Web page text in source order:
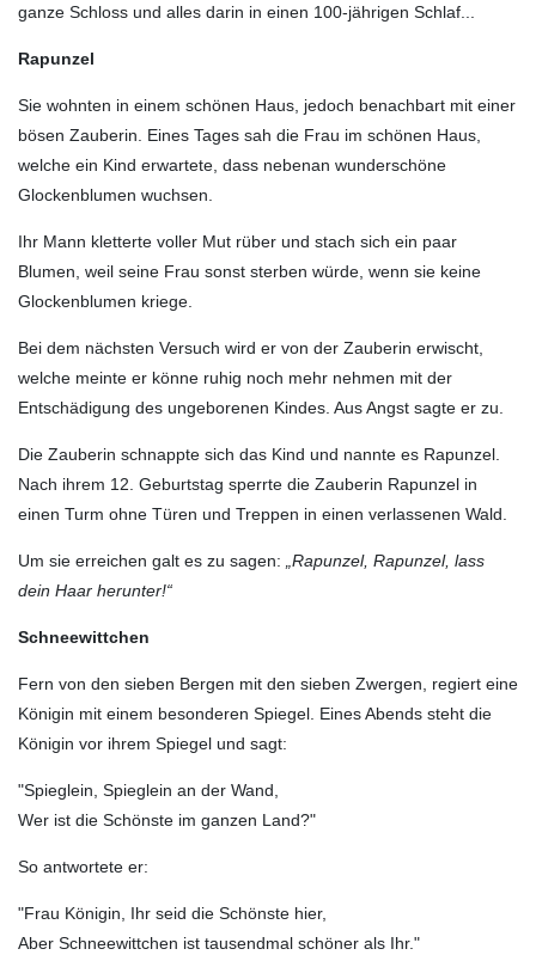
ganze Schloss und alles darin in einen 100-jährigen Schlaf...
Rapunzel
Sie wohnten in einem schönen Haus, jedoch benachbart mit einer
bösen Zauberin. Eines Tages sah die Frau im schönen Haus,
welche ein Kind erwartete, dass nebenan wunderschöne
Glockenblumen wuchsen.
Ihr Mann kletterte voller Mut rüber und stach sich ein paar
Blumen, weil seine Frau sonst sterben würde, wenn sie keine
Glockenblumen kriege.
Bei dem nächsten Versuch wird er von der Zauberin erwischt,
welche meinte er könne ruhig noch mehr nehmen mit der
Entschädigung des ungeborenen Kindes. Aus Angst sagte er zu.
Die Zauberin schnappte sich das Kind und nannte es Rapunzel.
Nach ihrem 12. Geburtstag sperrte die Zauberin Rapunzel in
einen Turm ohne Türen und Treppen in einen verlassenen Wald.
Um sie erreichen galt es zu sagen:
„Rapunzel, Rapunzel, lass
dein Haar herunter!“
Schneewittchen
Fern von den sieben Bergen mit den sieben Zwergen, regiert eine
Königin mit einem besonderen Spiegel. Eines Abends steht die
Königin vor ihrem Spiegel und sagt:
"Spieglein, Spieglein an der Wand,
Wer ist die Schönste im ganzen Land?"
So antwortete er:
"Frau Königin, Ihr seid die Schönste hier,
Aber Schneewittchen ist tausendmal schöner als Ihr."